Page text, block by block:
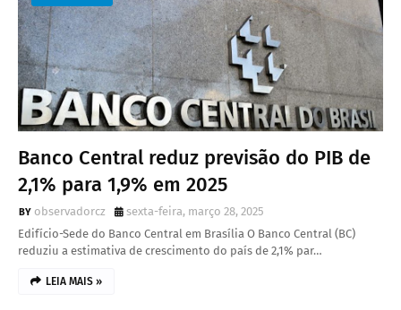
Banco Central reduz previsão do PIB de
2,1% para 1,9% em 2025
observadorcz
sexta-feira, março 28, 2025
Edifício-Sede do Banco Central em Brasília O Banco Central (BC)
reduziu a estimativa de crescimento do país de 2,1% par…
LEIA MAIS »